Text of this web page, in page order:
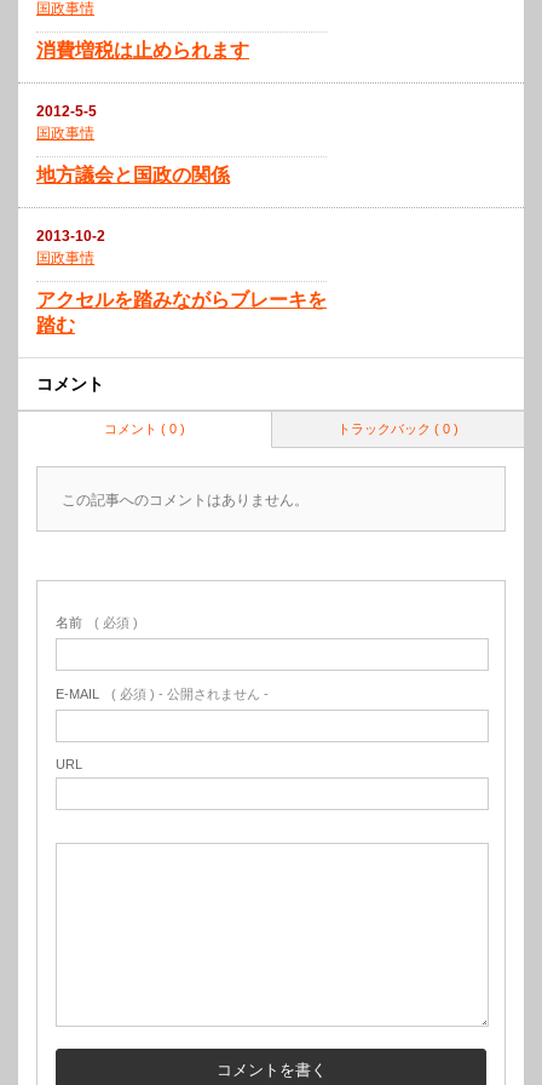
国政事情
消費増税は止められます
2012-5-5
国政事情
地方議会と国政の関係
2013-10-2
国政事情
アクセルを踏みながらブレーキを
踏む
コメント
トラックバック ( 0 )
コメント ( 0 )
この記事へのコメントはありません。
名前 ( 必須 )
E-MAIL ( 必須 ) - 公開されません -
URL